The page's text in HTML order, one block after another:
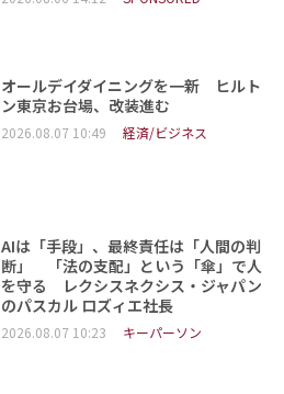
オールデイダイニングを一新 ヒルト
ン東京お台場、改装進む
2026.08.07 10:49 経済/ビジネス
AIは「手段」、最終責任は「人間の判
断」 「法の支配」という「傘」で人
を守る レクシスネクシス・ジャパン
のパスカル ロズィエ社長
2026.08.07 10:23 キーパーソン